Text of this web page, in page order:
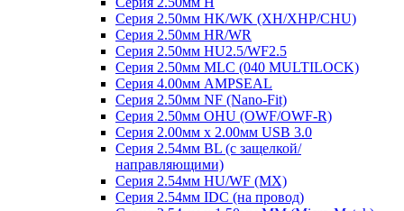
Серия 2.50мм HK/WK (XH/XHP/CHU)
Серия 2.50мм HR/WR
Серия 2.50мм HU2.5/WF2.5
Серия 2.50мм MLC (040 MULTILOCK)
Серия 4.00мм AMPSEAL
Серия 2.50мм NF (Nano-Fit)
Серия 2.50мм OHU (OWF/OWF-R)
Серия 2.00мм x 2.00мм USB 3.0
Серия 2.54мм BL (с защелкой/
направляющими)
Серия 2.54мм HU/WF (MX)
Серия 2.54мм IDC (на провод)